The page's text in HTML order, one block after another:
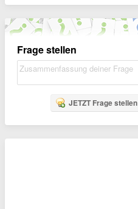
Frage stellen
JETZT Frage stellen